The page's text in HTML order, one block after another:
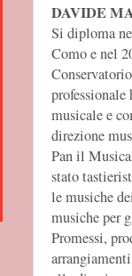
DAVIDE
Si diploma
Como e nel
musicale e
direzione
Pan il
stato
le musiche
musiche per
Promessi,